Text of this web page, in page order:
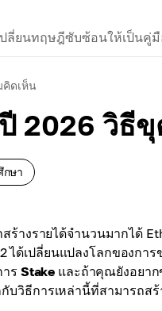
ลี่ยนทฤษฎีซับซ้อนให้เป็นคู่มื
คิดเห็น
2026 วิธีขุ
กษา
ร้างรายได้จำนวนมากได้
ได้เปลี่ยนแปลงโลกของกา
ร Stake และถ้าคุณยังอยาก
วิธีการเหล่านี้ที่สามารถสร้